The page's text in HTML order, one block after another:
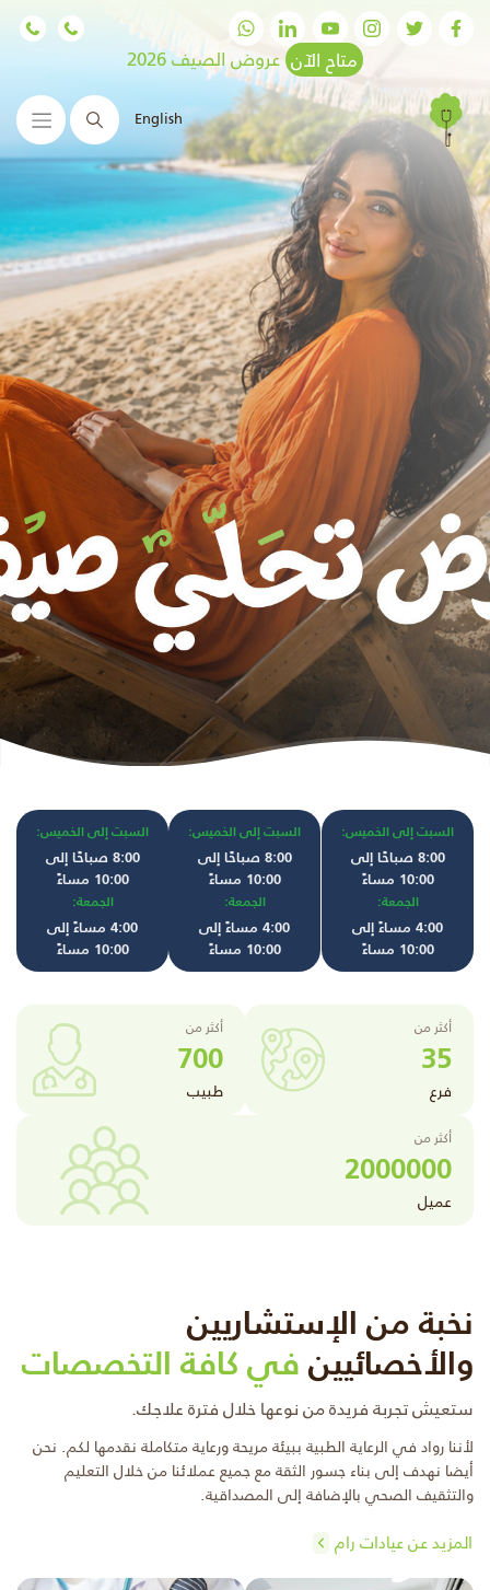
متاح الآن عروض الصيف 2026
English البحث
زراعة الشعرالآن في عيادات
رام
تقنيات متقدمة ونتائج مضمونة.
إحجز الآن
السبت إلى الخميس:
8:00 صباحًا إلى
10:00 مساءً
الجمعة:
4:00 مساءً إلى
10:00 مساءً
السبت إلى الخميس:
8:00 صباحًا إلى
10:00 مساءً
الجمعة:
4:00 مساءً إلى
10:00 مساءً
السبت إلى الخميس:
8:00 صباحًا إلى
10:00 مساءً
الجمعة:
4:00 مساءً إلى
10:00 مساءً
أكثر من
35
فرع
أكثر من
700
طبيب
أكثر من
2000000
عميل
نخبة من الإستشاريين
والأخصائيينفي كافة التخصصات
ستعيش تجربة فريدة من نوعها خلال فترة علاجك.
لأننا رواد في الرعاية الطبية ببيئة مريحة ورعاية متكاملة نقدمها لكم. نحن
أيضا نهدف إلى بناء جسور الثقة مع جميع عملائنا من خلال التعليم
والتثقيف الصحي بالإضافة إلى المصداقية.
المزيد عن عيادات رام